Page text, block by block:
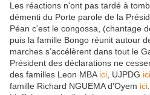
Les réactions n'ont pas tardé à
démenti du Porte parole de la
Péan c'est le congossa, (chantage
puis la famille Bongo réunit autour
marches s’accélèrent dans tout le
Président des déclarations ne
des familles Leon MBA ici , UJPDG ici
famille Richard NGUEMA d'Oyem ici